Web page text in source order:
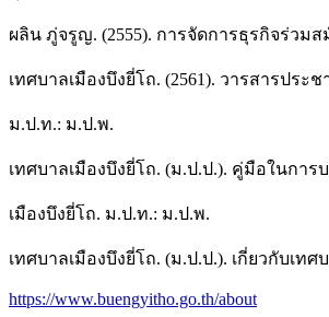
ผลิน ภู่จรูญ. (2555). การจัดการธุรกิจร่วม
เทศบาลเมืองบึงยี่โถ. (2561). วารสารปร
ม.ป.ท.: ม.ป.พ.
เทศบาลเมืองบึงยี่โถ. (ม.ป.ป.). คู่มือในกา
เมืองบึงยี่โถ. ม.ป.ท.: ม.ป.พ.
เทศบาลเมืองบึงยี่โถ. (ม.ป.ป.). เกี่ยวกับเท
https://www.buengyitho.go.th/about